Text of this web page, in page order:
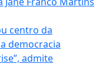
centro da
democracia
admite